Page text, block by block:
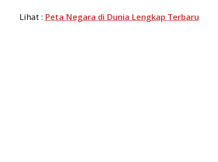
Lihat : Peta Negara di Dunia Lengkap Terbaru